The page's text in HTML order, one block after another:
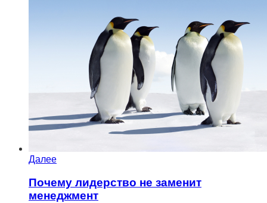
Далее
Почему лидерство не заменит
менеджмент